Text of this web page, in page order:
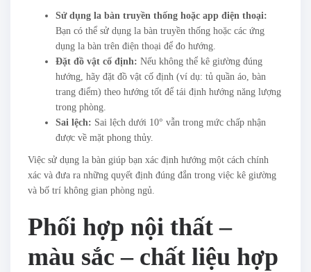
Sử dụng la bàn truyền thống hoặc app điện thoại:
Bạn có thể sử dụng la bàn truyền thống hoặc các ứng
dụng la bàn trên điện thoại để đo hướng.
Đặt đồ vật cố định: Nếu không thể kê giường đúng
hướng, hãy đặt đồ vật cố định (ví dụ: tủ quần áo, bàn
trang điểm) theo hướng tốt để tái định hướng năng lượng
trong phòng.
Sai lệch: Sai lệch dưới 10° vẫn trong mức chấp nhận
được về mặt phong thủy.
Việc sử dụng la bàn giúp bạn xác định hướng một cách chính
xác và đưa ra những quyết định đúng đắn trong việc kê giường
và bố trí không gian phòng ngủ.
Phối hợp nội thất –
màu sắc – chất liệu hợp